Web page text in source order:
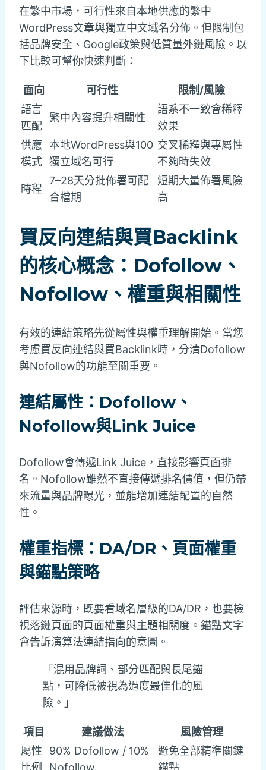
在繁中市場，可行性來自本地供應的繁中
WordPress文章與獨立中文域名分佈。但限制包
括品牌安全、Google政策與低質量外鏈風險。以
下比較可幫你快速判斷：
面向 可行性
限制/風險
語言
匹配
繁中內容提升相關性
語系不一致會稀釋
效果
供應
模式
本地WordPress與100
獨立域名可行
交叉稀釋與專屬性
不夠時失效
時程
7–28天分批佈署可配
合檔期
短期大量佈署風險
高
買反向連結與買Backlink
的核心概念：Dofollow、
Nofollow、權重與相關性
有效的連結策略先從屬性與權重理解開始。當您
考慮買反向連結與買Backlink時，分清Dofollow
與Nofollow的功能至關重要。
連結屬性：Dofollow、
Nofollow與Link Juice
Dofollow會傳遞Link Juice，直接影響頁面排
名。Nofollow雖然不直接傳遞排名價值，但仍帶
來流量與品牌曝光，並能增加連結配置的自然
性。
權重指標：DA/DR、頁面權重
與錨點策略
評估來源時，既要看域名層級的DA/DR，也要檢
視落鏈頁面的頁面權重與主題相關度。錨點文字
會告訴演算法連結指向的意圖。
「混用品牌詞、部分匹配與長尾錨
點，可降低被視為過度最佳化的風
險。」
項目 建議做法
風險管理
屬性
比例
90% Dofollow / 10%
Nofollow
避免全部精準關鍵
錨點